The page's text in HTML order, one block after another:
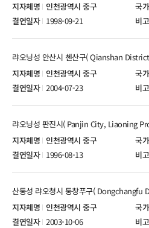
인천광역시 중구
1998-09-21
인천광역시 중구
2004-07-23
인천광역시 중구
랴오닝성 판진시( Panjin City, Liaoning
1996-08-13
인천광역시 중구
2003-10-06